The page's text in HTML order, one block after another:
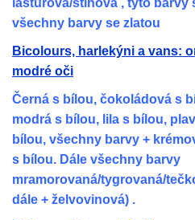
lasturová/stínová , tyto barvy
všechny barvy se zlatou
Bicolours, harlekýni a vans:
modré oči
Černá s bílou, čokoládová s
modrá s bílou, lila s bílou,
bílou, všechny barvy +
s bílou. Dále všechny barvy
mramorovaná/tygrovaná/
dále + želvovinová) .